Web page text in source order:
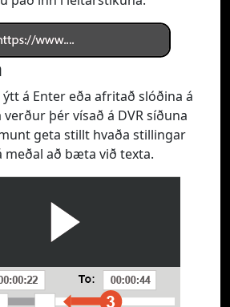
á Enter eða afritað slóðina á
þér vísað á DVR síðuna
geta stillt hvaða stillingar
meðal að bæta við texta.